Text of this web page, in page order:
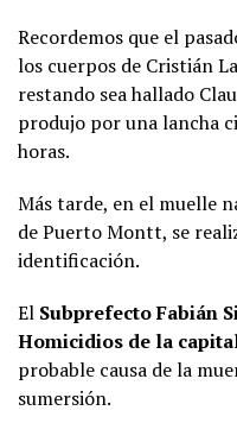
Recordemos que el
los cuerpos de Cristián
restando sea hallado
produjo por una lancha
horas.
Más tarde, en el muelle
de Puerto Montt, se
identificación.
El Subprefecto Fabián
Homicidios de la
probable causa de la
sumersión.